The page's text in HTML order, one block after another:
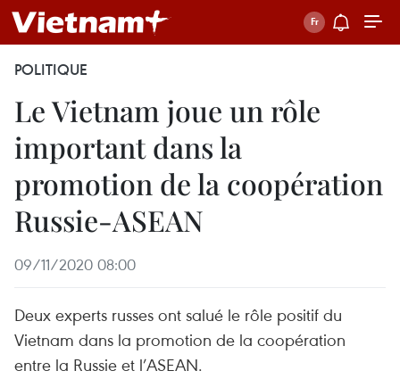
POLITIQUE
Le Vietnam joue un rôle
important dans la
promotion de la coopération
Russie-ASEAN
09/11/2020 08:00
Deux experts russes ont salué le rôle positif du
Vietnam dans la promotion de la coopération
entre la Russie et l’ASEAN.